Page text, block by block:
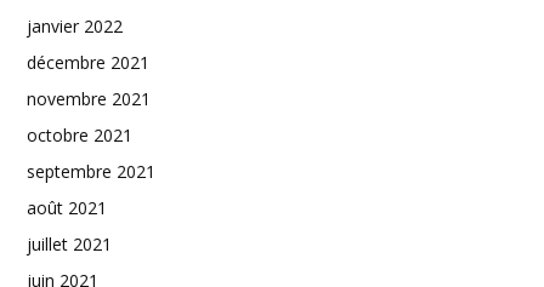
janvier 2022
décembre 2021
novembre 2021
octobre 2021
septembre 2021
août 2021
juillet 2021
juin 2021